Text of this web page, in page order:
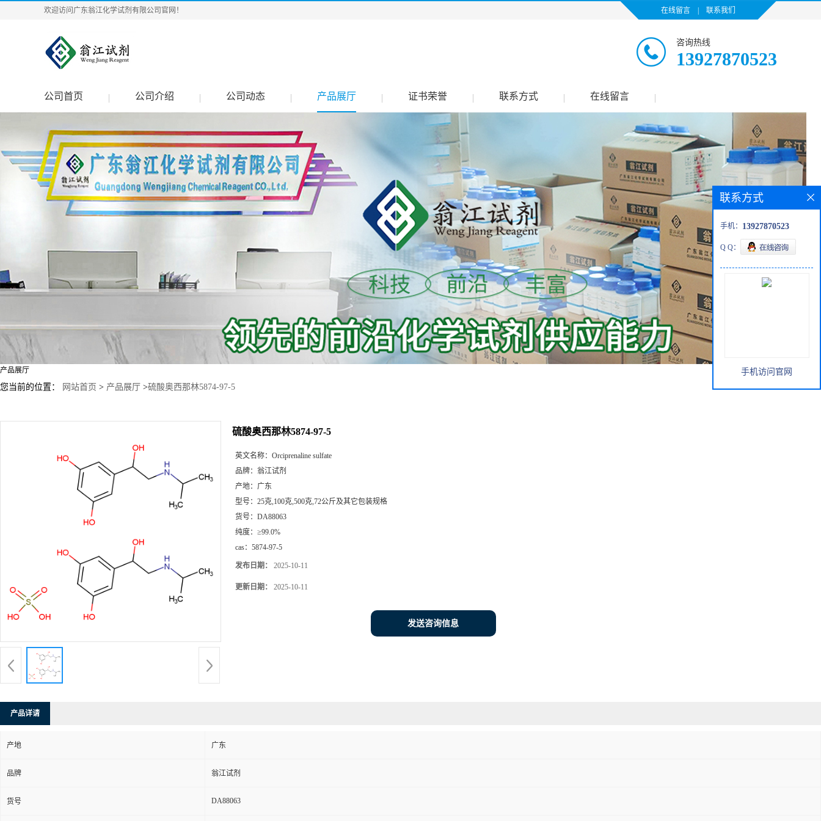
欢迎访问广东翁江化学试剂有限公司官网！ 在线留言 联系我们
咨询热线
13927870523
公司首页 公司介绍 公司动态 产品展厅 证书荣誉 联系方式 在线留言
产品展厅
您当前的位置： 网站首页 > 产品展厅 >硫酸奥西那林5874-97-5
硫酸奥西那林5874-97-5
英文名称： Orciprenaline sulfate
品牌： 翁江试剂
产地： 广东
型号： 25克,100克,500克,72公斤及其它包装规格
货号： DA88063
纯度： ≥99.0%
cas： 5874-97-5
发布日期： 2025-10-11
更新日期： 2025-10-11
发送咨询信息
产品详请
产地 广东
品牌 翁江试剂
货号 DA88063
联系方式
手机： 13927870523
Q Q：
手机访问官网